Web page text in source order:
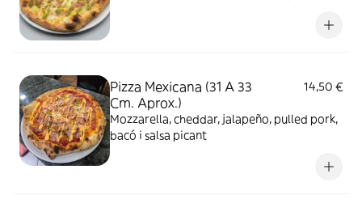
Pizza Mexicana (31 A 33
Cm. Aprox.)
14,50 €
Mozzarella, cheddar, jalapeño, pulled pork,
bacó i salsa picant